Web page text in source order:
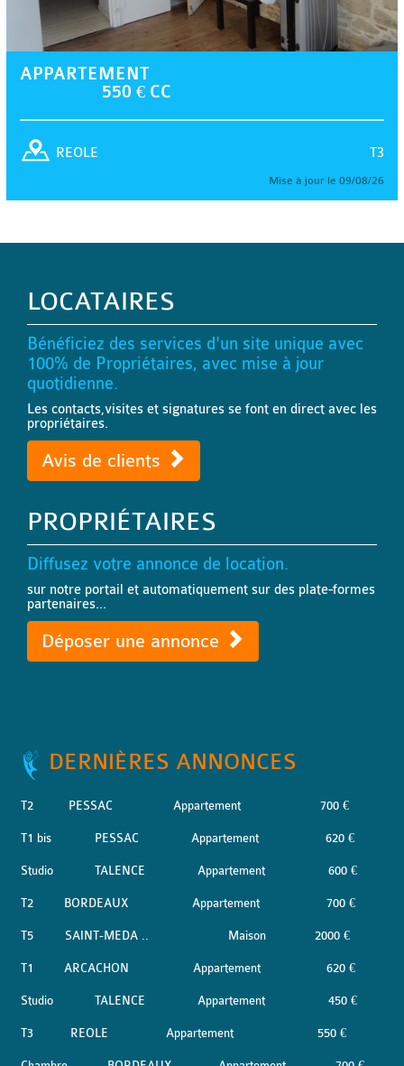
APPARTEMENT
550 € CC
T3
REOLE
Mise à jour le 09/08/26
LOCATAIRES
Bénéficiez des services d'un site unique avec
100% de Propriétaires, avec mise à jour
quotidienne.
Les contacts,visites et signatures se font en direct avec les
propriétaires.
Avis de clients
PROPRIÉTAIRES
Diffusez votre annonce de location.
sur notre portail et automatiquement sur des plate-formes
partenaires...
Déposer une annonce
DERNIÈRES ANNONCES
T2 PESSAC Appartement 700 €
T1 bis PESSAC Appartement 620 €
Studio TALENCE Appartement 600 €
T2 BORDEAUX Appartement 700 €
T5 SAINT-MEDA .. Maison 2000 €
T1 ARCACHON Appartement 620 €
Studio TALENCE Appartement 450 €
T3 REOLE Appartement 550 €